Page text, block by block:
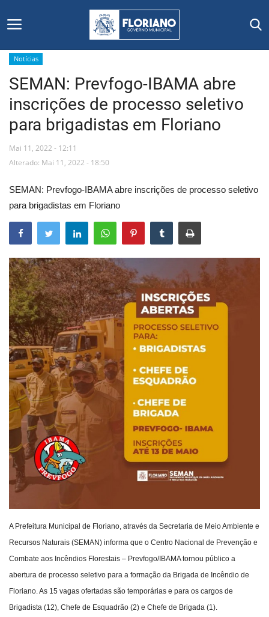
Início
Editais
Floriano
Mural de Licitações
Notícias
Vídeos
Webmail
Contato
Notícias
SEMAN: Prevfogo-IBAMA abre
inscrições de processo seletivo
para brigadistas em Floriano
Mai 11, 2022 - 12:11
Alterado: Mai 11, 2022 - 18:50
SEMAN: Prevfogo-IBAMA abre inscrições de processo seletivo
para brigadistas em Floriano
A Prefeitura Municipal de Floriano, através da Secretaria de Meio Ambiente e
Recursos Naturais (SEMAN) informa que o Centro Nacional de Prevenção e
Combate aos Incêndios Florestais – Prevfogo/IBAMA tornou público a
abertura de processo seletivo para a formação da Brigada de Incêndio de
Floriano. As 15 vagas ofertadas são temporárias e para os cargos de
Brigadista (12), Chefe de Esquadrão (2) e Chefe de Brigada (1).